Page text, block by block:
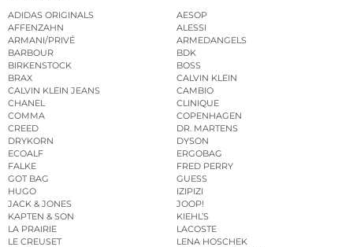
ADIDAS ORIGINALS
AESOP
AFFENZAHN
ALESSI
ARMANI/PRIVÉ
ARMEDANGELS
BARBOUR
BDK
BIRKENSTOCK
BOSS
BRAX
CALVIN KLEIN
CALVIN KLEIN JEANS
CAMBIO
CHANEL
CLINIQUE
COMMA
COPENHAGEN
CREED
DR. MARTENS
DRYKORN
DYSON
ECOALF
ERGOBAG
FALKE
FRED PERRY
GOT BAG
GUESS
HUGO
IZIPIZI
JACK & JONES
JOOP!
KAPTEN & SON
KIEHL’S
LA PRAIRIE
LACOSTE
LE CREUSET
LENA HOSCHEK